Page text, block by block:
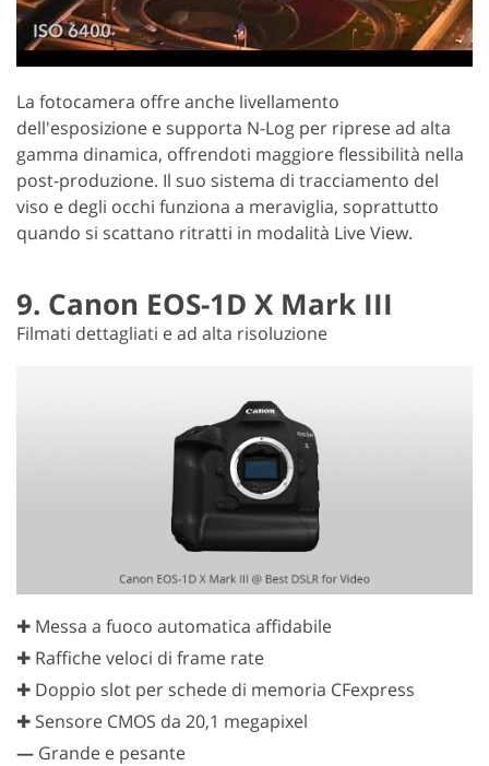
La fotocamera offre anche livellamento
dell'esposizione e supporta N-Log per riprese ad alta
gamma dinamica, offrendoti maggiore flessibilità nella
post-produzione. Il suo sistema di tracciamento del
viso e degli occhi funziona a meraviglia, soprattutto
quando si scattano ritratti in modalità Live View.
9. Canon EOS-1D X Mark III
Filmati dettagliati e ad alta risoluzione
✚ Messa a fuoco automatica affidabile
✚ Raffiche veloci di frame rate
✚ Doppio slot per schede di memoria CFexpress
✚ Sensore CMOS da 20,1 megapixel
— Grande e pesante